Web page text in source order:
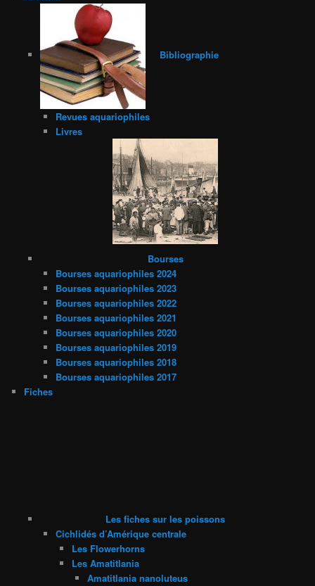
Bibliographie
Revues aquariophiles
Livres
Bourses
Bourses aquariophiles 2024
Bourses aquariophiles 2023
Bourses aquariophiles 2022
Bourses aquariophiles 2021
Bourses aquariophiles 2020
Bourses aquariophiles 2019
Bourses aquariophiles 2018
Bourses aquariophiles 2017
Fiches
Les fiches sur les poissons
Cichlidés d’Amérique centrale
Les Flowerhorns
Les Amatitlania
Amatitlania nanoluteus